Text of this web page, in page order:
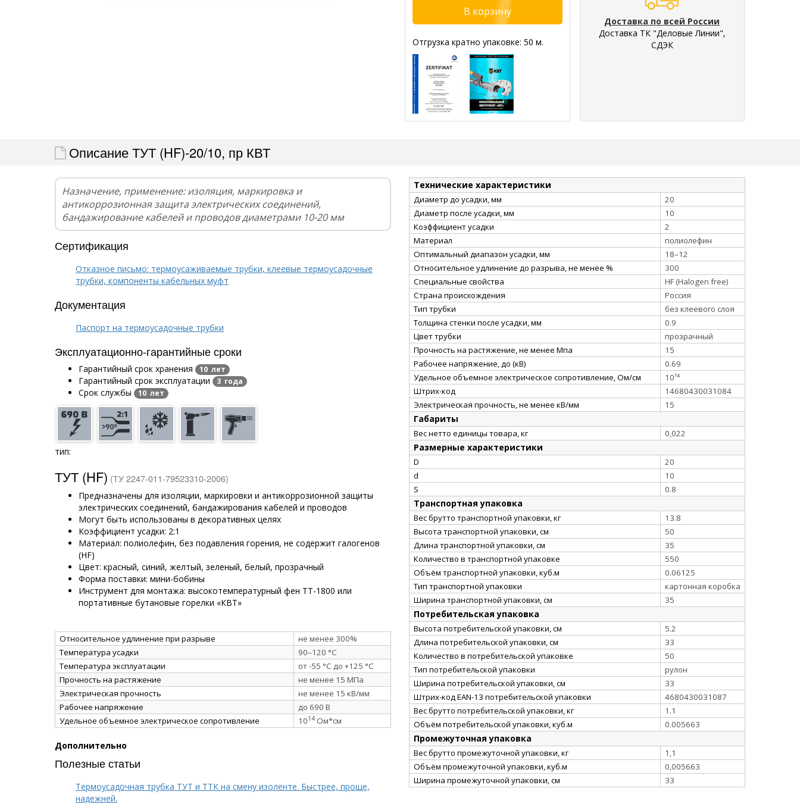
Отгрузка кратно упаковке: 50 м.
Доставка по всей России
Доставка ТК "Деловые Линии",
СДЭК
Описание ТУТ (HF)-20/10, пр КВТ
Назначение, применение: изоляция, маркировка и
антикоррозионная защита электрических соединений,
бандажирование кабелей и проводов диаметрами 10-20 мм
Сертификация
Отказное письмо: термоусаживаемые трубки, клеевые термоусадочные
трубки, компоненты кабельных муфт
Документация
Паспорт на термоусадочные трубки
Эксплуатационно-гарантийные сроки
Гарантийный срок хранения 10 лет
Гарантийный срок эксплуатации 3 года
Срок службы 10 лет
тип:
ТУТ (HF) (ТУ 2247-011-79523310-2006)
Предназначены для изоляции, маркировки и антикоррозионной защиты
электрических соединений, бандажирования кабелей и проводов
Могут быть использованы в декоративных целях
Коэффициент усадки: 2:1
Материал: полиолефин, без подавления горения, не содержит галогенов
(HF)
Цвет: красный, синий, желтый, зеленый, белый, прозрачный
Форма поставки: мини-бобины
Инструмент для монтажа: высокотемпературный фен ТТ-1800 или
портативные бутановые горелки «КВТ»
Относительное удлинение при разрыве
не менее 300%
Температура усадки
90–120 °C
Температура эксплуатации
от -55 °C до +125 °C
Прочность на растяжение
не менее 15 МПа
Электрическая прочность
не менее 15 кВ/мм
Рабочее напряжение
до 690 В
Удельное объемное электрическое сопротивление
1014 Ом*см
Дополнительно
Полезные статьи
Термоусадочная трубка ТУТ и ТТК на смену изоленте. Быстрее, проще,
надежней.
Технические характеристики
Диаметр до усадки, мм
20
Диаметр после усадки, мм
10
Коэффициент усадки
2
Материал
полиолефин
Оптимальный диапазон усадки, мм
18–12
Относительное удлинение до разрыва, не менее %
300
Специальные свойства
HF (Halogen free)
Страна происхождения
Россия
Тип трубки
без клеевого слоя
Толщина стенки после усадки, мм
0.9
Цвет трубки
прозрачный
Прочность на растяжение, не менее Мпа
15
Рабочее напряжение, до (кВ)
0.69
Удельное объемное электрическое сопротивление, Ом/см
10¹⁴
Штрих-код
14680430031084
Электрическая прочность, не менее кВ/мм
15
Габариты
Вес нетто единицы товара, кг 0,022
Размерные характеристики
D
20
d
10
S
0.8
Транспортная упаковка
Вес брутто транспортной упаковки, кг
13.8
Высота транспортной упаковки, см
50
Длина транспортной упаковки, см
35
Количество в транспортной упаковке
550
Объём транспортной упаковки, куб.м
0.06125
Тип транспортной упаковки
картонная коробка
Ширина транспортной упаковки, см
35
Потребительская упаковка
Высота потребительской упаковки, см
5.2
Длина потребительской упаковки, см
33
Количество в потребительской упаковке
50
Тип потребительской упаковки
рулон
Ширина потребительской упаковки, см
33
Штрих-код EAN-13 потребительской упаковки
4680430031087
Вес брутто потребительской упаковки, кг
1.1
Объём потребительской упаковки, куб.м
0.005663
Промежуточная упаковка
Вес брутто промежуточной упаковки, кг
1,1
Объём промежуточной упаковки, куб.м
0,005663
Ширина промежуточной упаковки, см
33